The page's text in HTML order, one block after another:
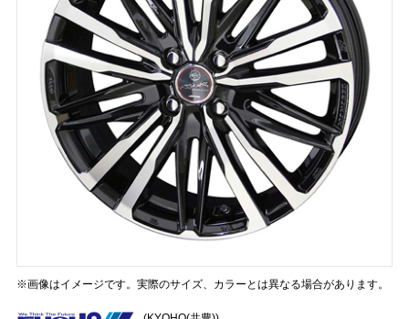
※画像はイメージです。実際のサイズ、カラーとは異なる場合があります。